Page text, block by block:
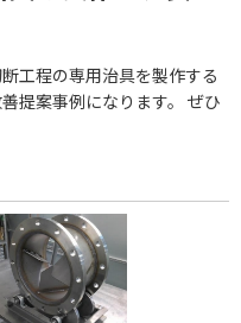
工程の専用治具を製作する
提案事例になります。 ぜひ